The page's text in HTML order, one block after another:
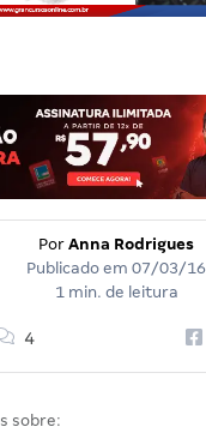
Por Anna Rodrigues
Publicado em 07/03/16
1 min. de leitura
4
sobre: